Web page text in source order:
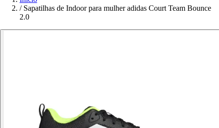
/ Sapatilhas de Indoor para mulher adidas Court Team Bounce
2.0